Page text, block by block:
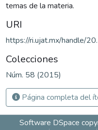
temas de la materia.
URI
https://ri.ujat.mx/handle/
Colecciones
Núm. 58 (2015)
Página completa del
Software DSpace